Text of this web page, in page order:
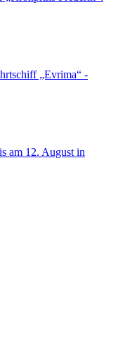
„Evrima“ -
am 12. August in